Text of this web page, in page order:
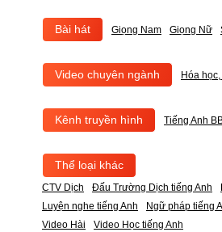
Bài hát Giọng Nam Giọng Nữ
Video chuyên ngành Hóa
Kênh truyền hình Tiếng Anh
Thể loại khác
CTV Dịch Đấu Trường Dịch tiếng Anh
Luyện nghe tiếng Anh
Ngữ pháp tiếng
Video Hài
Video Học tiếng Anh